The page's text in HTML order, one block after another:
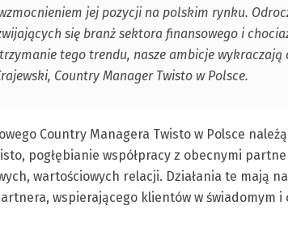
jej pozycji na polskim rynku.
się branż sektora finansowego i
tego trendu, nasze ambicje wykraczają
Country Manager Twisto w Polsce.
Country Managera Twisto w Polsce
pogłębianie współpracy z obecnymi
wartościowych relacji. Działania te mają
wspierającego klientów w świadomym